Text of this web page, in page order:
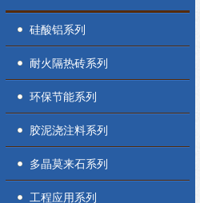
硅酸铝系列
耐火隔热砖系列
环保节能系列
胶泥浇注料系列
多晶莫来石系列
工程应用系列